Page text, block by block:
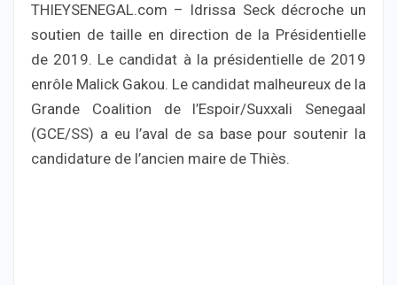
THIEYSENEGAL.com – Idrissa Seck décroche un
soutien de taille en direction de la Présidentielle
de 2019. Le candidat à la présidentielle de 2019
enrôle Malick Gakou. Le candidat malheureux de la
Grande Coalition de l’Espoir/Suxxali Senegaal
(GCE/SS) a eu l’aval de sa base pour soutenir la
candidature de l’ancien maire de Thiès.